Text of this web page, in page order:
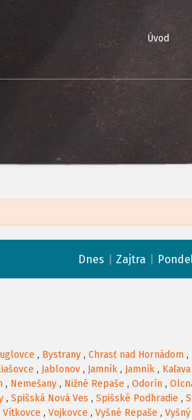
Úvod
Dnes Zajtra
, Bystrany , Chrasť nad Hornádom ,
, Jablonov , Jamník , Jamník , Kaľava
, Nemešany , Nižné Repaše , Odorín ,
, Spišská Nová Ves , Spišské Podhradie ,
Vítkovce , Vojkovce , Vyšné Repaše ,